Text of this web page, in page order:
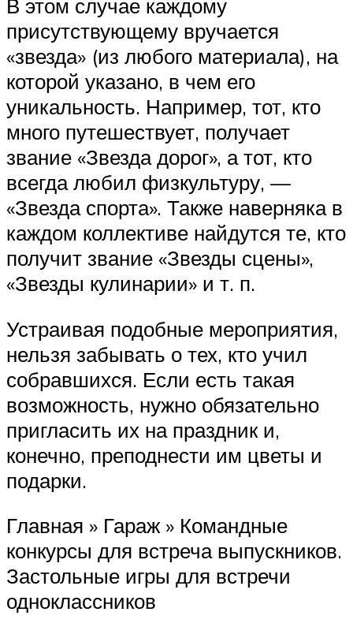
В этом случае каждому
присутствующему вручается
«звезда» (из любого материала), на
которой указано, в чем его
уникальность. Например, тот, кто
много путешествует, получает
звание «Звезда дорог», а тот, кто
всегда любил физкультуру, —
«Звезда спорта». Также наверняка в
каждом коллективе найдутся те, кто
получит звание «Звезды сцены»,
«Звезды кулинарии» и т. п.
Устраивая подобные мероприятия,
нельзя забывать о тех, кто учил
собравшихся. Если есть такая
возможность, нужно обязательно
пригласить их на праздник и,
конечно, преподнести им цветы и
подарки.
Главная » Гараж » Командные
конкурсы для встреча выпускников.
Застольные игры для встречи
одноклассников